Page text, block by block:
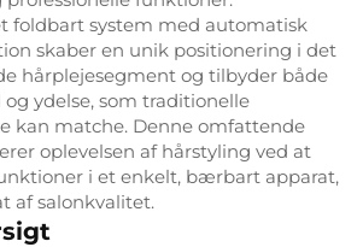
foldbart system med automatisk
skaber en unik positionering i det
hårplejesegment og tilbyder både
ydelse, som traditionelle
kan matche. Denne omfattende
oplevelsen af hårstyling ved at
i et enkelt, bærbart apparat,
af salonkvalitet.